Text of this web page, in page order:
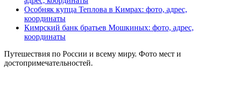
Особняк купца Теплова в Кимрах: фото, адрес,
координаты
Кимрский банк братьев Мошкиных: фото, адрес,
координаты
Путешествия по России и всему миру. Фото мест и
достопримечательностей.